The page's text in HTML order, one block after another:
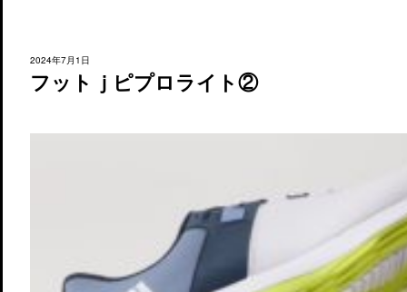
2024年7月1日
フットｊピプロライト②